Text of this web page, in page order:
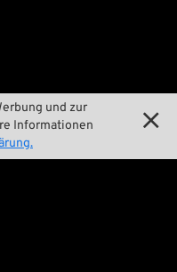
und zur
Informationen
